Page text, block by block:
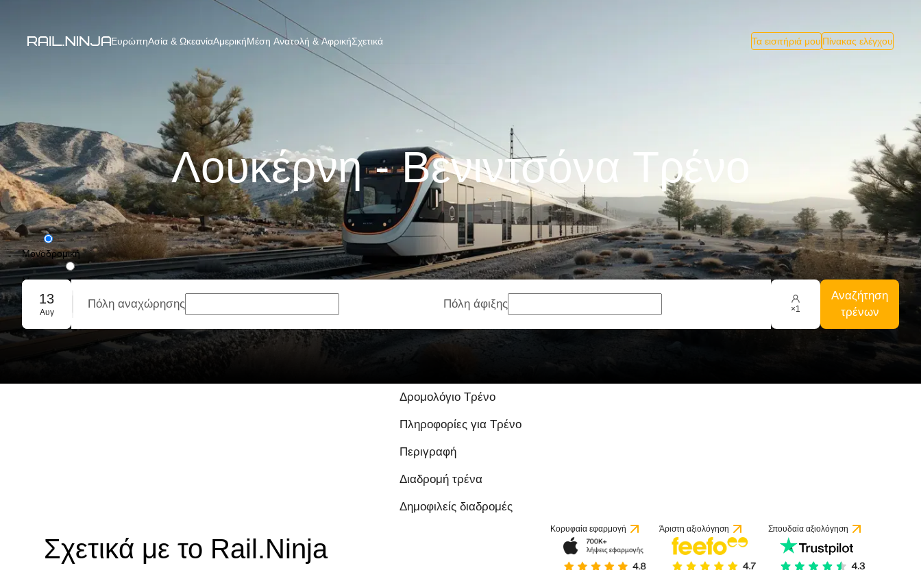
ΕυρώπηΑσία & ΩκεανίαΑμερικήΜέση Ανατολή & ΑφρικήΣχετικά Τα εισιτήριά μου Πίνακας ελέγχου
Λουκέρνη - Βενιντσόνα Tρένο
Μονοδρομική
Με επιστροφή
Ομαδική κράτηση
13
Αυγ
Πόλη αναχώρησης Πόλη άφιξης ×1
Αναζήτηση
τρένων
Δρομολόγιο Τρένο
Πληροφορίες για Τρένο
Περιγραφή
Διαδρομή τρένα
Δημοφιλείς διαδρομές
Σχετικά με το Rail.Ninja
Κορυφαία εφαρμογή Άριστη αξιολόγηση Σπουδαία αξιολόγηση